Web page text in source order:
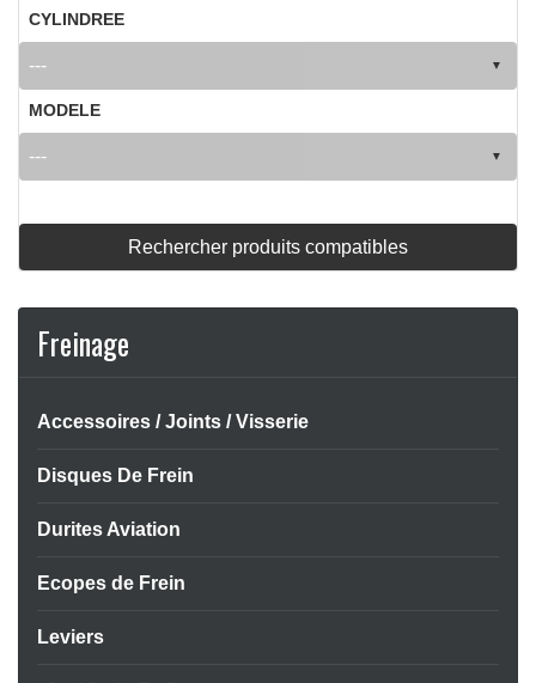
CYLINDREE
MODELE
Rechercher produits compatibles
Freinage
Accessoires / Joints / Visserie
Disques De Frein
Durites Aviation
Ecopes de Frein
Leviers